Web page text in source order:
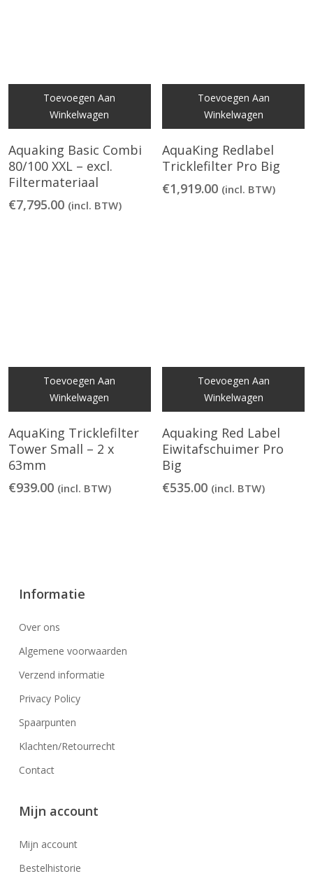
Toevoegen Aan
Winkelwagen
Aquaking Basic Combi
80/100 XXL – excl.
Filtermateriaal
€7,795.00 (incl. BTW)
Toevoegen Aan
Winkelwagen
AquaKing Redlabel
Tricklefilter Pro Big
€1,919.00 (incl. BTW)
Toevoegen Aan
Winkelwagen
AquaKing Tricklefilter
Tower Small – 2 x
63mm
€939.00 (incl. BTW)
Toevoegen Aan
Winkelwagen
Aquaking Red Label
Eiwitafschuimer Pro
Big
€535.00 (incl. BTW)
Informatie
Over ons
Algemene voorwaarden
Verzend informatie
Privacy Policy
Spaarpunten
Klachten/Retourrecht
Contact
Mijn account
Mijn account
Bestelhistorie